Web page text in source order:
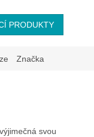
PRODUKTY
Značka
svou